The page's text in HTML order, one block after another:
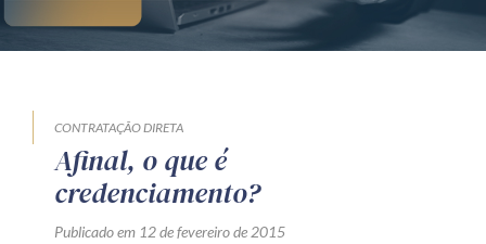
CONTRATAÇÃO DIRETA
Afinal, o que é
credenciamento?
Publicado em 12 de fevereiro de 2015